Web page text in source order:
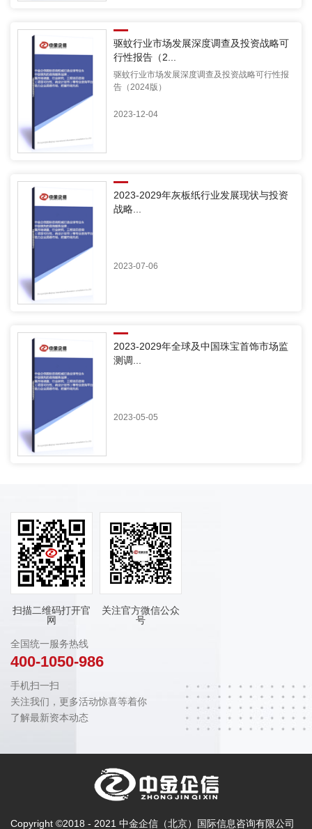
驱蚊行业市场发展深度调查及投资战略可
行性报告（2...
驱蚊行业市场发展深度调查及投资战略可行性报
告（2024版）
2023-12-04
2023-2029年灰板纸行业发展现状与投资
战略...
2023-07-06
2023-2029年全球及中国珠宝首饰市场监
测调...
2023-05-05
扫描二维码打开官
网
关注官方微信公众
号
全国统一服务热线
400-1050-986
手机扫一扫
关注我们，更多活动惊喜等着你
了解最新资本动态
Copyright ©2018 - 2021 中金企信（北京）国际信息咨询有限公司